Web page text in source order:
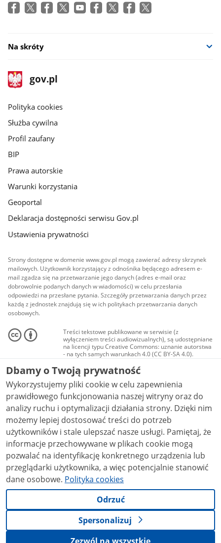
Na skróty
stopka
gov.pl
Strona
gov.pl
gov.pl
Polityka cookies
Służba cywilna
Profil zaufany
BIP
Prawa autorskie
Warunki korzystania
Geoportal
Deklaracja dostępności serwisu Gov.pl
Ustawienia prywatności
Strony dostępne w domenie www.gov.pl mogą zawierać adresy skrzynek
mailowych. Użytkownik korzystający z odnośnika będącego adresem e-
mail zgadza się na przetwarzanie jego danych (adres e-mail oraz
dobrowolnie podanych danych w wiadomości) w celu przesłania
odpowiedzi na przesłane pytania. Szczegóły przetwarzania danych przez
każdą z jednostek znajdują się w ich politykach przetwarzania danych
osobowych.
Treści tekstowe publikowane w serwisie (z
wyłączeniem treści audiowizualnych), są udostępniane
na licencji typu Creative Commons: uznanie autorstwa
- na tych samych warunkach 4.0 (CC BY-SA 4.0).
Materiały audiowizualne, w tym zdjęcia, materiały
audio i wideo, są udostępniane na licencji typu
Creative Commons: uznanie autorstwa użycie
niekomercyjne - bez utworów zależnych 4.0 (CC BY-
NC-ND 4.0), o ile nie jest to stwierdzone inaczej.
Dbamy o Twoją prywatność
Wykorzystujemy pliki cookie w celu zapewnienia
prawidłowego funkcjonowania naszej witryny oraz do
analizy ruchu i optymalizacji działania strony. Dzięki nim
możemy lepiej dostosować treści do potrzeb
użytkowników i stale ulepszać nasze usługi. Pamiętaj, że
informacje przechowywane w plikach cookie mogą
pozwalać na identyfikację konkretnego urządzenia lub
przeglądarki użytkownika, a więc potencjalnie stanowić
dane osobowe. Polityka cookies
Odrzuć
Spersonalizuj